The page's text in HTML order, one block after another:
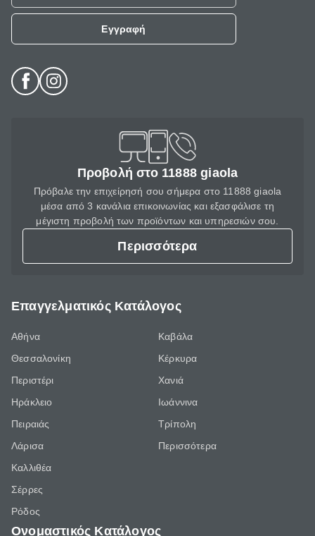
Εγγραφή
Προβολή στο 11888 giaola
Πρόβαλε την επιχείρησή σου σήμερα στο 11888 giaola
μέσα από 3 κανάλια επικοινωνίας και εξασφάλισε τη
μέγιστη προβολή των προϊόντων και υπηρεσιών σου.
Περισσότερα
Επαγγελματικός Κατάλογος
Αθήνα
Θεσσαλονίκη
Περιστέρι
Ηράκλειο
Πειραιάς
Λάρισα
Καλλιθέα
Σέρρες
Ρόδος
Καβάλα
Κέρκυρα
Χανιά
Ιωάννινα
Τρίπολη
Περισσότερα
Ονομαστικός Κατάλογος